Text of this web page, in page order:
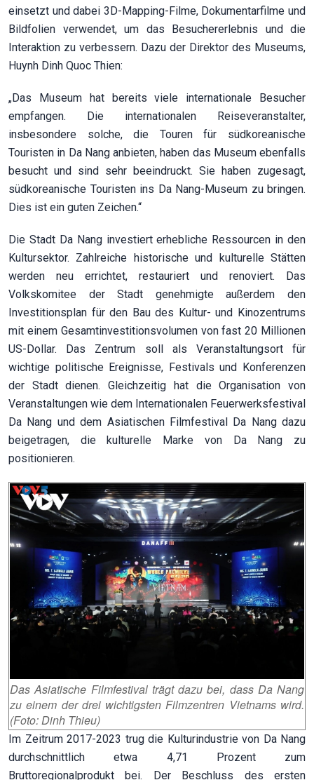
einsetzt und dabei 3D-Mapping-Filme, Dokumentarfilme und
Bildfolien verwendet, um das Besuchererlebnis und die
Interaktion zu verbessern. Dazu der Direktor des Museums,
Huynh Dinh Quoc Thien:
„Das Museum hat bereits viele internationale Besucher
empfangen. Die internationalen Reiseveranstalter,
insbesondere solche, die Touren für südkoreanische
Touristen in Da Nang anbieten, haben das Museum ebenfalls
besucht und sind sehr beeindruckt. Sie haben zugesagt,
südkoreanische Touristen ins Da Nang-Museum zu bringen.
Dies ist ein guten Zeichen.“
Die Stadt Da Nang investiert erhebliche Ressourcen in den
Kultursektor. Zahlreiche historische und kulturelle Stätten
werden neu errichtet, restauriert und renoviert. Das
Volkskomitee der Stadt genehmigte außerdem den
Investitionsplan für den Bau des Kultur- und Kinozentrums
mit einem Gesamtinvestitionsvolumen von fast 20 Millionen
US-Dollar. Das Zentrum soll als Veranstaltungsort für
wichtige politische Ereignisse, Festivals und Konferenzen
der Stadt dienen. Gleichzeitig hat die Organisation von
Veranstaltungen wie dem Internationalen Feuerwerksfestival
Da Nang und dem Asiatischen Filmfestival Da Nang dazu
beigetragen, die kulturelle Marke von Da Nang zu
positionieren.
Das Asiatische Filmfestival trägt dazu bei, dass Da Nang
zu einem der drei wichtigsten Filmzentren Vietnams wird.
(Foto: Dinh Thieu)
Im Zeitrum 2017-2023 trug die Kulturindustrie von Da Nang
durchschnittlich etwa 4,71 Prozent zum
Bruttoregionalprodukt bei. Der Beschluss des ersten